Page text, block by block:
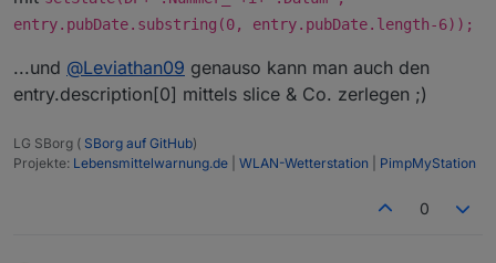
entry.pubDate.substring(0, entry.pubDate.length-6));
...und @Leviathan09 genauso kann man auch den
entry.description[0] mittels slice & Co. zerlegen ;)
LG SBorg ( SBorg auf GitHub)
Projekte: Lebensmittelwarnung.de WLAN-Wetterstation PimpMyStation
0